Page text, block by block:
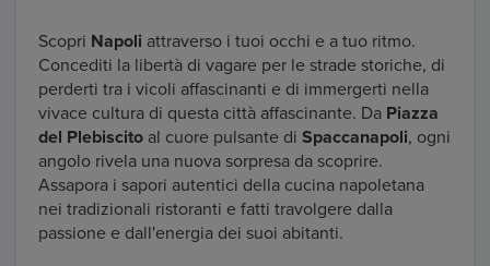
Scopri Napoli attraverso i tuoi occhi e a tuo ritmo.
Concediti la libertà di vagare per le strade storiche, di
perderti tra i vicoli affascinanti e di immergerti nella
vivace cultura di questa città affascinante. Da Piazza
del Plebiscito al cuore pulsante di Spaccanapoli, ogni
angolo rivela una nuova sorpresa da scoprire.
Assapora i sapori autentici della cucina napoletana
nei tradizionali ristoranti e fatti travolgere dalla
passione e dall'energia dei suoi abitanti.